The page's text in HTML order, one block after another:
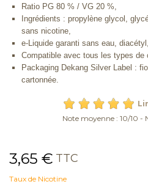
Ratio PG 80 % / VG 20 %,
Ingrédients : propylène glycol,
sans nicotine,
e-Liquide garanti sans eau,
Compatible avec tous les types de
Packaging Dekang Silver Label :
cartonnée.
Note moyenne : 10/10 -
3,65 € TTC
Taux de Nicotine